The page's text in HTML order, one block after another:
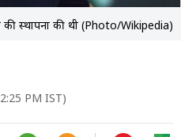
स्थापना की थी (Photo/Wikipedia)
PM IST)